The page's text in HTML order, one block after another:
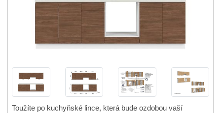
Toužíte po kuchyňské lince, která bude ozdobou vaší